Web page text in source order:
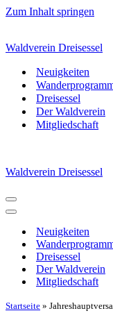
Zum Inhalt springen
Waldverein Dreisessel
Neuigkeiten
Dreisessel
Der Waldverein
Mitgliedschaft
Waldverein Dreisessel
Navigationsmenü
Navigationsmenü
Neuigkeiten
Dreisessel
Der Waldverein
Mitgliedschaft
Startseite »